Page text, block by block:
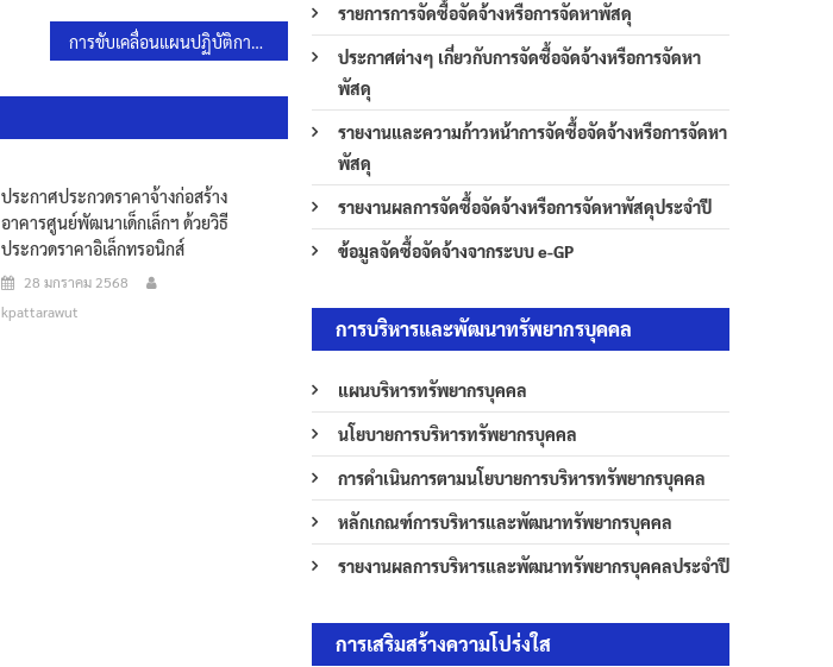
การขับเคลื่อนแผนปฏิบัติการเชิงกลยุทธ์แนวใหม่ ตามโครงการถังขยะเปียก ลดโลกร้อน
ประกาศประกวดราคาจ้างก่อสร้าง
อาคารศูนย์พัฒนาเด็กเล็กฯ ด้วยวิธี
ประกวดราคาอิเล็กทรอนิกส์
28 มกราคม 2568
kpattarawut
รายการการจัดซื้อจัดจ้างหรือการจัดหาพัสดุ
ประกาศต่างๆ เกี่ยวกับการจัดซื้อจัดจ้างหรือการจัดหา
พัสดุ
รายงานและความก้าวหน้าการจัดซื้อจัดจ้างหรือการจัดหา
พัสดุ
รายงานผลการจัดซื้อจัดจ้างหรือการจัดหาพัสดุประจำปี
ข้อมูลจัดซื้อจัดจ้างจากระบบ e-GP
การบริหารและพัฒนาทรัพยากรบุคคล
แผนบริหารทรัพยากรบุคคล
นโยบายการบริหารทรัพยากรบุคคล
การดำเนินการตามนโยบายการบริหารทรัพยากรบุคคล
หลักเกณฑ์การบริหารและพัฒนาทรัพยากรบุคคล
รายงานผลการบริหารและพัฒนาทรัพยากรบุคคลประจำปี
การเสริมสร้างความโปร่งใส